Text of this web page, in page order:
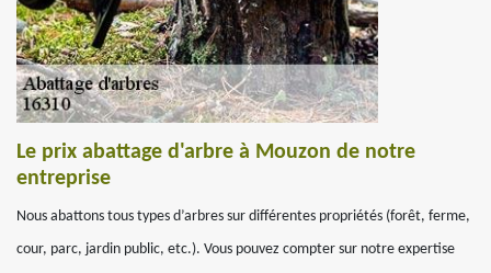
Le prix abattage d'arbre à Mouzon de notre
entreprise
Nous abattons tous types d’arbres sur différentes propriétés (forêt, ferme,
cour, parc, jardin public, etc.). Vous pouvez compter sur notre expertise